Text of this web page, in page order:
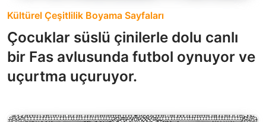
Kültürel Çeşitlilik Boyama Sayfaları
Çocuklar süslü çinilerle dolu canlı
bir Fas avlusunda futbol oynuyor ve
uçurtma uçuruyor.